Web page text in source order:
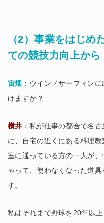
（2）事業をはじめ
ての競技力向上から
宙畑 ：ウインドサーフィン
けますか？
横井 ：私が仕事の都合で名
に、自宅の近くにある料理
室に通っている方の一人が
ゃって、使わなくなった道
す。
私はそれまで野球を20年以